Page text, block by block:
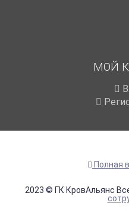
МОЙ
Полная
2023 © ГК КровАльянс